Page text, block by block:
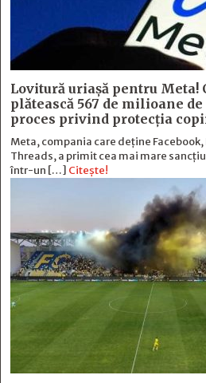
Lovitură uriașă pentru Meta!
plătească 567 de milioane
proces privind protecția
Meta, compania care deține
Threads, a primit cea mai mare
într-un […] Citește!